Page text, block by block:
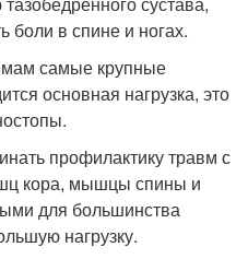
боли в спине и ногах.
самые крупные
основная нагрузка, это
профилактику травм с
кора, мышцы спины и
для большинства
нагрузку.